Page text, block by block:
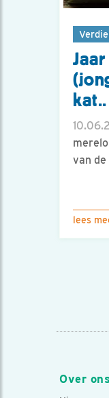
kat..
van de
lees
Over ons